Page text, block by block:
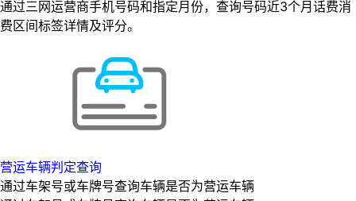
通过三网运营商手机号码和指定月份，查询号码近3个月话费消
费区间标签详情及评分。
营运车辆判定查询
通过车架号或车牌号查询车辆是否为营运车辆